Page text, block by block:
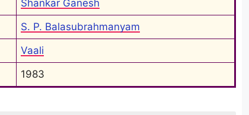
Shankar Ganesh
S. P. Balasubrahmanyam
Vaali
1983